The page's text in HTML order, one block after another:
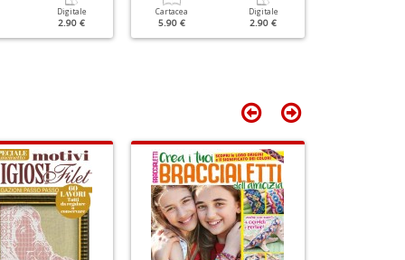
Digitale
2.90 €
Cartacea
5.90 €
Digitale
2.90 €